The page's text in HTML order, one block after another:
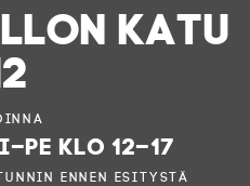
KATU
klo 12–17
ennen esitystä